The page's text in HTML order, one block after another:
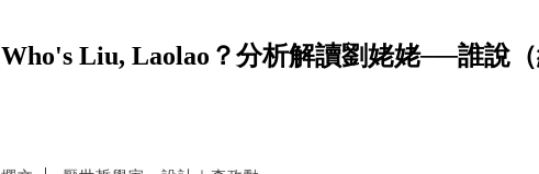
Who's Liu, Laolao？分析解讀劉姥姥──誰說